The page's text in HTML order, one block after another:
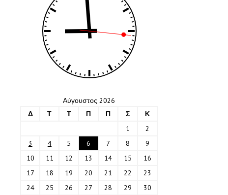
Αύγουστος 2026
Δ
Τ Τ Π Π Σ
Κ
1
2
3
4 5 6 7 8
9
10
11 12 13 14 15
16
17
18 19 20 21 22
23
24
25 26 27 28 29
30